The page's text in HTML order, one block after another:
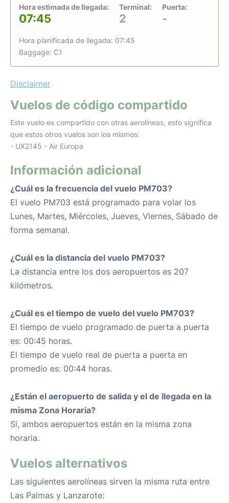
Hora estimada de llegada:
07:45
Terminal:
2
Puerta:
-
Hora planificada de llegada: 07:45
Baggage: C1
Disclaimer
Vuelos de código compartido
Este vuelo es compartido con otras aerolíneas, esto significa
que estos otros vuelos son los mismos:
- UX2145 - Air Europa
Información adicional
¿Cuál es la frecuencia del vuelo PM703?
El vuelo PM703 está programado para volar los
Lunes, Martes, Miércoles, Jueves, Viernes, Sábado de
forma semanal.
¿Cuál es la distancia del vuelo PM703?
La distancia entre los dos aeropuertos es 207
kilómetros.
¿Cuál es el tiempo de vuelo del vuelo PM703?
El tiempo de vuelo programado de puerta a puerta
es: 00:45 horas.
El tiempo de vuelo real de puerta a puerta en
promedio es: 00:44 horas.
¿Están el aeropuerto de salida y el de llegada en la
misma Zona Horaria?
Sí, ambos aeropuertos están en la misma zona
horaria.
Vuelos alternativos
Las siguientes aerolíneas sirven la misma ruta entre
Las Palmas y Lanzarote: